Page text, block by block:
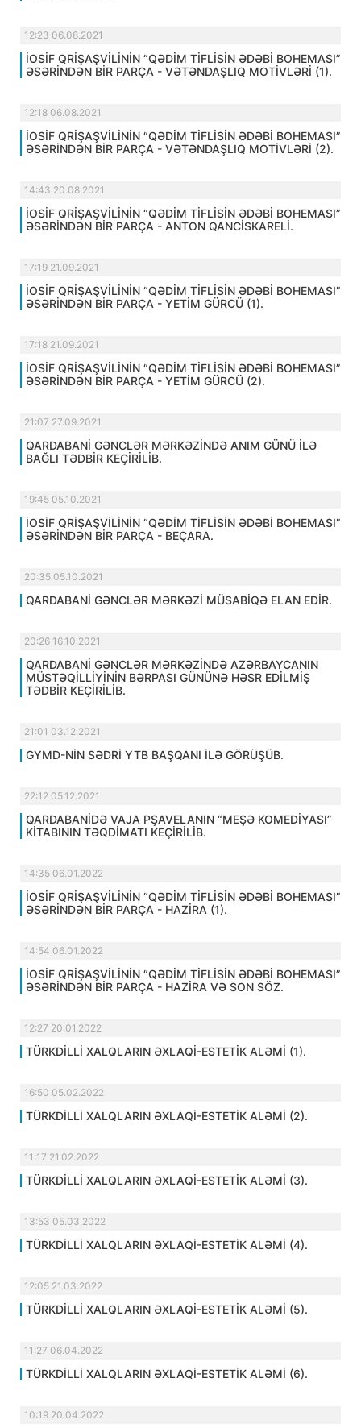
12:23 06.08.2021
İOSİF QRİŞAŞVİLİNİN “QƏDİM TİFLİSİN ƏDƏBİ BOHEMASI”
ƏSƏRİNDƏN BİR PARÇA - VƏTƏNDAŞLIQ MOTİVLƏRİ (1).
12:18 06.08.2021
İOSİF QRİŞAŞVİLİNİN “QƏDİM TİFLİSİN ƏDƏBİ BOHEMASI”
ƏSƏRİNDƏN BİR PARÇA - VƏTƏNDAŞLIQ MOTİVLƏRİ (2).
14:43 20.08.2021
İOSİF QRİŞAŞVİLİNİN “QƏDİM TİFLİSİN ƏDƏBİ BOHEMASI”
ƏSƏRİNDƏN BİR PARÇA - ANTON QANCİSKARELİ.
17:19 21.09.2021
İOSİF QRİŞAŞVİLİNİN “QƏDİM TİFLİSİN ƏDƏBİ BOHEMASI”
ƏSƏRİNDƏN BİR PARÇA - YETİM GÜRCÜ (1).
17:18 21.09.2021
İOSİF QRİŞAŞVİLİNİN “QƏDİM TİFLİSİN ƏDƏBİ BOHEMASI”
ƏSƏRİNDƏN BİR PARÇA - YETİM GÜRCÜ (2).
21:07 27.09.2021
QARDABANİ GƏNCLƏR MƏRKƏZİNDƏ ANIM GÜNÜ İLƏ
BAĞLI TƏDBİR KEÇİRİLİB.
19:45 05.10.2021
İOSİF QRİŞAŞVİLİNİN “QƏDİM TİFLİSİN ƏDƏBİ BOHEMASI”
ƏSƏRİNDƏN BİR PARÇA - BEÇARA.
20:35 05.10.2021
QARDABANİ GƏNCLƏR MƏRKƏZİ MÜSABİQƏ ELAN EDİR.
20:26 16.10.2021
QARDABANİ GƏNCLƏR MƏRKƏZİNDƏ AZƏRBAYCANIN
MÜSTƏQİLLİYİNİN BƏRPASI GÜNÜNƏ HƏSR EDİLMİŞ
TƏDBİR KEÇİRİLİB.
21:01 03.12.2021
GYMD-NİN SƏDRİ YTB BAŞQANI İLƏ GÖRÜŞÜB.
22:12 05.12.2021
QARDABANİDƏ VAJA PŞAVELANIN “MEŞƏ KOMEDİYASI”
KİTABININ TƏQDİMATI KEÇİRİLİB.
14:35 06.01.2022
İOSİF QRİŞAŞVİLİNİN “QƏDİM TİFLİSİN ƏDƏBİ BOHEMASI”
ƏSƏRİNDƏN BİR PARÇA - HAZİRA (1).
14:54 06.01.2022
İOSİF QRİŞAŞVİLİNİN “QƏDİM TİFLİSİN ƏDƏBİ BOHEMASI”
ƏSƏRİNDƏN BİR PARÇA - HAZİRA VƏ SON SÖZ.
12:27 20.01.2022
TÜRKDİLLİ XALQLARIN ƏXLAQİ-ESTETİK ALƏMİ (1).
16:50 05.02.2022
TÜRKDİLLİ XALQLARIN ƏXLAQİ-ESTETİK ALƏMİ (2).
11:17 21.02.2022
TÜRKDİLLİ XALQLARIN ƏXLAQİ-ESTETİK ALƏMİ (3).
13:53 05.03.2022
TÜRKDİLLİ XALQLARIN ƏXLAQİ-ESTETİK ALƏMİ (4).
12:05 21.03.2022
TÜRKDİLLİ XALQLARIN ƏXLAQİ-ESTETİK ALƏMİ (5).
11:27 06.04.2022
TÜRKDİLLİ XALQLARIN ƏXLAQİ-ESTETİK ALƏMİ (6).
10:19 20.04.2022